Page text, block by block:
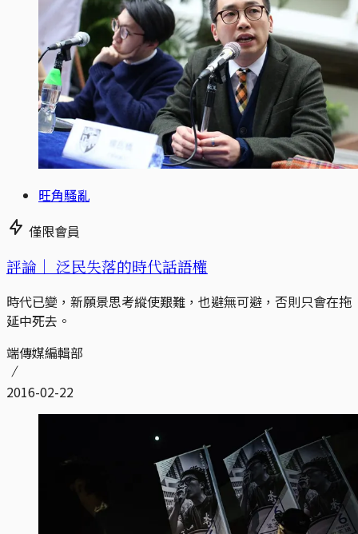
旺角騷亂
僅限會員
評論｜ 泛民失落的時代話語權
時代已變，新願景思考縱使艱難，也避無可避，否則只會在拖
延中死去。
端傳媒編輯部
2016-02-22